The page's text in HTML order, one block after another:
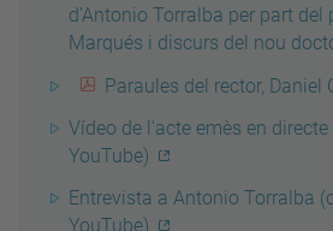
d’Antonio Torralba per part del
Marqués i discurs del nou
Paraules del rector, Daniel
Vídeo de l'acte emès en
YouTube)
Entrevista a Antonio Torralba
YouTube)